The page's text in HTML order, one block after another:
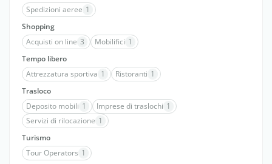
Spedizioni aeree 1
Shopping
Acquisti on line 3 Mobilifici 1
Tempo libero
Attrezzatura sportiva 1 Ristoranti 1
Trasloco
Deposito mobili 1 Imprese di traslochi 1
Servizi di rilocazione 1
Turismo
Tour Operators 1